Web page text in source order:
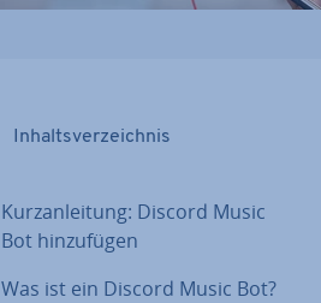
In­halts­ver­zeich­nis
Kurz­an­lei­tung: Discord Music
Bot hin­zu­fü­gen
Was ist ein Discord Music Bot?